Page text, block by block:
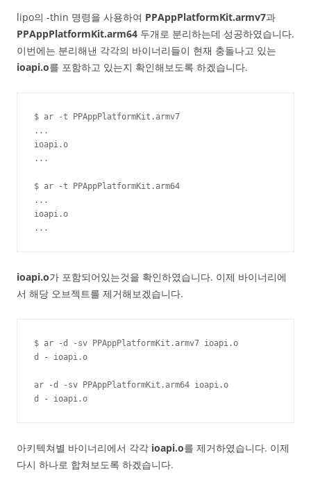
lipo의 -thin 명령을 사용하여 PPAppPlatformKit.armv7과
PPAppPlatformKit.arm64 두개로 분리하는데 성공하였습니다.
이번에는 분리해낸 각각의 바이너리들이 현재 충돌나고 있는
ioapi.o를 포함하고 있는지 확인해보도록 하겠습니다.
$ ar -t PPAppPlatformKit.armv7
...
ioapi.o
...
$ ar -t PPAppPlatformKit.arm64
...
ioapi.o
...
ioapi.o가 포함되어있는것을 확인하였습니다. 이제 바이너리에
서 해당 오브젝트를 제거해보겠습니다.
$ ar -d -sv PPAppPlatformKit.armv7 ioapi.o
d - ioapi.o
ar -d -sv PPAppPlatformKit.arm64 ioapi.o
d - ioapi.o
아키텍쳐별 바이너리에서 각각 ioapi.o를 제거하였습니다. 이제
다시 하나로 합쳐보도록 하겠습니다.